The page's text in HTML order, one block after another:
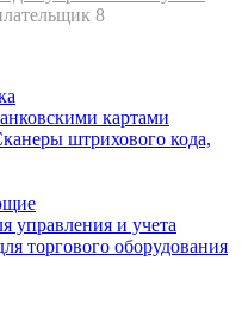
8
картами
штрихового кода,
управления и учета
торгового оборудования